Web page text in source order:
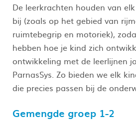
De leerkrachten houden van
bij (zoals op het gebied van
ruimtebegrip en motoriek),
hebben hoe je kind zich
ontwikkeling met de leerlijnen
ParnasSys. Zo bieden we elk
die precies passen bij de
Gemengde groep 1-2